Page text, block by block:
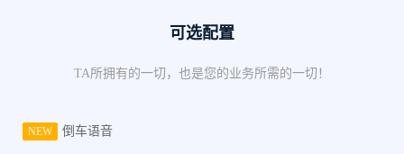
可选配置
TA所拥有的一切，也是您的业务所需的一切！
NEW 倒车语音